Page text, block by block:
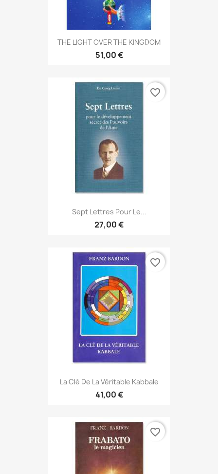
THE LIGHT OVER THE KINGDOM
51,00 €
Sept Lettres Pour Le...
27,00 €
favorite_border
La Clé De La Véritable Kabbale
41,00 €
favorite_border
favorite_border